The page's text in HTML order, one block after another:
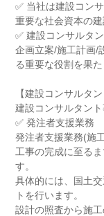
✅ 当社は建設コン
重要な社会資本の
✅ 建設コンサルタ
企画立案/施工計画/
る重要な役割を果た
【建設コンサルタ
建設コンサルタン
✅ 発注者支援業務
発注者支援業務(施
工事の完成に至る
す。
具体的には、国土
トを行います。
設計の照査から施